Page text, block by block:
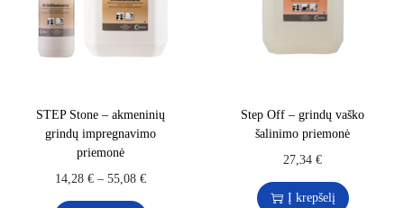
STEP Stone – akmeninių
grindų impregnavimo
priemonė
14,28€ –55,08€
Step Off – grindų vaško
šalinimo priemonė
27,34€
Į krepšelį